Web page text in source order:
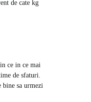
de cate kg
ce in ce mai
de sfaturi.
bine sa urmezi